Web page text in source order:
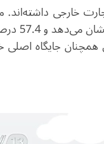
خارجی داشته‌اند.
صادرات این
جایگاه اصلی